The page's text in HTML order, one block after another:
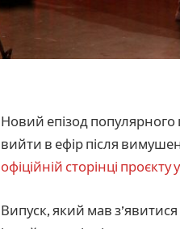
Новий епізод
вийти в ефір після
офіційній сторінці проєкту
Випуск, який мав